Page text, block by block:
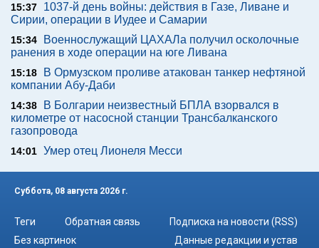
15:37
1037-й день войны: действия в Газе, Ливане и
Сирии, операции в Иудее и Самарии
15:34
Военнослужащий ЦАХАЛа получил осколочные
ранения в ходе операции на юге Ливана
15:18
В Ормузском проливе атакован танкер нефтяной
компании Абу-Даби
14:38
В Болгарии неизвестный БПЛА взорвался в
километре от насосной станции Трансбалканского
газопровода
14:01 Умер отец Лионеля Месси
Суббота, 08 августа 2026 г.
Теги Обратная связь
Подписка на новости (RSS)
Без картинок
Данные редакции и устав